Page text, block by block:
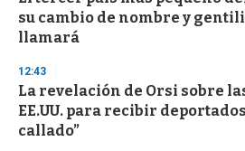
su cambio de nombre y
llamará
12:43
La revelación de Orsi sobre
EE.UU. para recibir
callado”